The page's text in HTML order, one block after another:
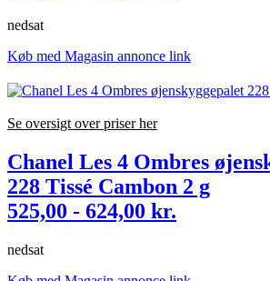
nedsat
Køb med Magasin annonce link
Se oversigt over priser her
Chanel Les 4 Ombres
228 Tissé Cambon 2 g
525,00 - 624,00 kr.
nedsat